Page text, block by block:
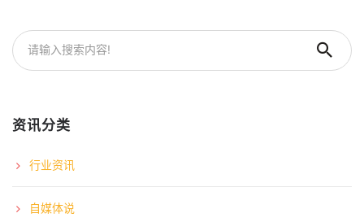
资讯分类
行业资讯
自媒体说